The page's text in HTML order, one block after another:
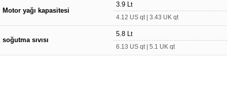
Motor yağı kapasitesi
3.9 Lt
4.12 US qt | 3.43 UK qt
soğutma sıvısı
5.8 Lt
6.13 US qt | 5.1 UK qt